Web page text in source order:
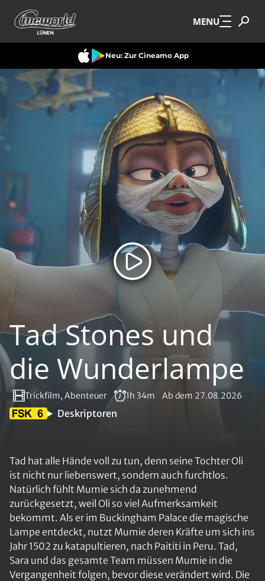
Zum Hauptinhalt springen MENU
Neu: Zur Cineamo App
Tad Stones und
die Wunderlampe
Trickfilm, Abenteuer 1h 34m Ab dem 27.08.2026
Deskriptoren
Tad hat alle Hände voll zu tun, denn seine Tochter Oli
ist nicht nur liebenswert, sondern auch furchtlos.
Natürlich fühlt Mumie sich da zunehmend
zurückgesetzt, weil Oli so viel Aufmerksamkeit
bekommt. Als er im Buckingham Palace die magische
Lampe entdeckt, nutzt Mumie deren Kräfte um sich ins
Jahr 1502 zu katapultieren, nach Paititi in Peru. Tad,
Sara und das gesamte Team müssen Mumie in die
Vergangenheit folgen, bevor diese verändert wird. Die